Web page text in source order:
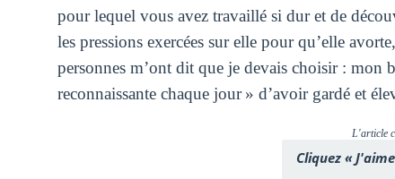
pour lequel vous avez travaillé si dur et de
les pressions exercées sur elle pour qu’elle
personnes m’ont dit que je devais choisir : mon
reconnaissante chaque jour » d’avoir gardé et
L'article
Cliquez «